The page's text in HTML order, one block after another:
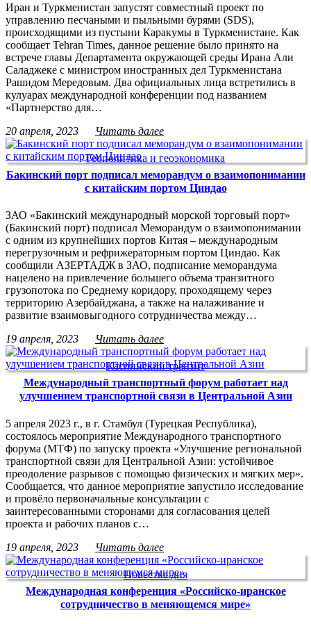
Иран и Туркменистан запустят совместный проект по
управлению песчаными и пыльными бурями (SDS),
происходящими из пустыни Каракумы в Туркменистане. Как
сообщает Tehran Times, данное решение было принято на
встрече главы Департамента окружающей среды Ирана Али
Саладжеке с министром иностранных дел Туркменистана
Рашидом Мередовым. Два официальных лица встретились в
кулуарах международной конференции под названием
«Партнерство для…
20 апреля, 2023
Читать далее
Геополитика и геоэкономика
Бакинский порт подписал меморандум о взаимопонимании
с китайским портом Циндао
ЗАО «Бакинский международный морской торговый порт»
(Бакинский порт) подписал Меморандум о взаимопонимании
с одним из крупнейших портов Китая – международным
перегрузочным и рефрижераторным портом Циндао. Как
сообщили АЗЕРТАДЖ в ЗАО, подписание меморандума
нацелено на привлечение большего объема транзитного
грузопотока по Среднему коридору, проходящему через
территорию Азербайджана, а также на налаживание и
развитие взаимовыгодного сотрудничества между…
19 апреля, 2023
Читать далее
Каспийский транзит
Международный транспортный форум работает над
улучшением транспортной связи в Центральной Азии
5 апреля 2023 г., в г. Стамбул (Турецкая Республика),
состоялось мероприятие Международного транспортного
форума (МТФ) по запуску проекта «Улучшение региональной
транспортной связи для Центральной Азии: устойчивое
преодоление разрывов с помощью физических и мягких мер».
Сообщается, что данное мероприятие запустило исследование
и провёло первоначальные консультации с
заинтересованными сторонами для согласования целей
проекта и рабочих планов с…
19 апреля, 2023
Читать далее
Повестка дня
Международная конференция «Российско-иранское
сотрудничество в меняющемся мире»